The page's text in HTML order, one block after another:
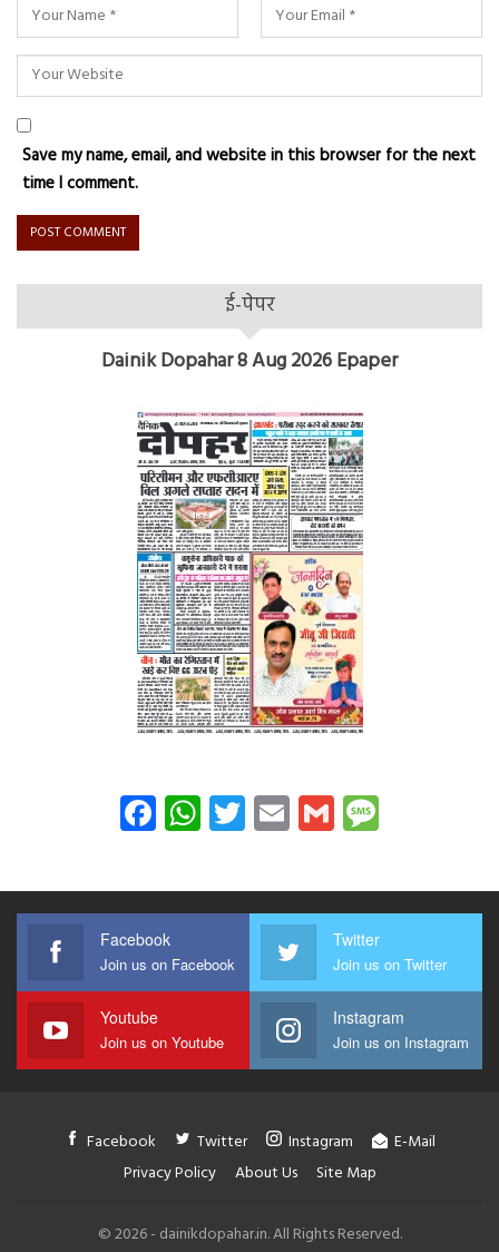
Save my name, email, and website in this browser for the next
time I comment.
ई-पेपर
Dainik Dopahar 8 Aug 2026 Epaper
Facebook
WhatsApp
Twitter
EmailGmail
Facebook
Join us on Facebook
Twitter
Join us on Twitter
Youtube
Join us on Youtube
Instagram
Join us on Instagram
Facebook Twitter Instagram
E-Mail
Privacy Policy
About Us Site Map
© 2026 - dainikdopahar.in. All Rights Reserved.